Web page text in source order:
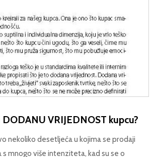
VRIJEDNOST kupcu?
nekoliko desetljeća u kojima se prodaji
mnogo više intenziteta, kad su se o